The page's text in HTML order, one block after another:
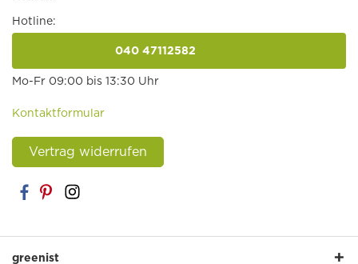
Hotline:
040 47112582
Mo-Fr 09:00 bis 13:30 Uhr
Kontaktformular
Vertrag widerrufen
greenist